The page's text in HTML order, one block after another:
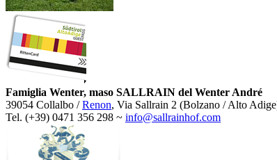
Famiglia Wenter, maso SALLRAIN del Wenter André
39054 Collalbo /Renon, Via Sallrain 2 (Bolzano / Alto
Tel. (+39) 0471 356 298 ~ info@sallrainhof.com